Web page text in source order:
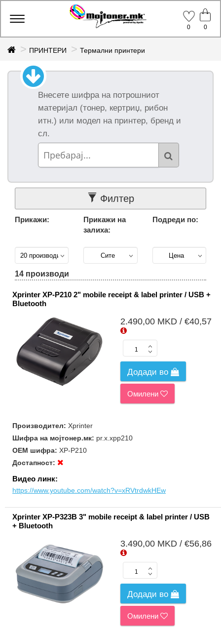
Toggle
0
0
ПРИНТЕРИ Термални принтери
Внесете шифра на потрошниот
материјал (тонер, кертриџ, рибон
итн.) или модел на принтер, бренд и
сл.
Филтер
Прикажи:
Прикажи на
залиха:
Подреди по:
14 производи
Производи
Оригинални
брендови
Сите
подгрупи (14)
Xprinter XP-P210 2" mobile receipt & label printer / USB +
Bluetooth
2.490,00 MKD / €40,57
Додади во
Омилени
Производител: Xprinter
Шифра на мојтонер.мк: pr.x.xpp210
ОЕМ шифра: XP-P210
Достапност:
Видео линк:
https://www.youtube.com/watch?v=xRVtrdwkHEw
Xprinter XP-P323B 3" mobile receipt & label printer / USB
+ Bluetooth
3.490,00 MKD / €56,86
Додади во
Омилени